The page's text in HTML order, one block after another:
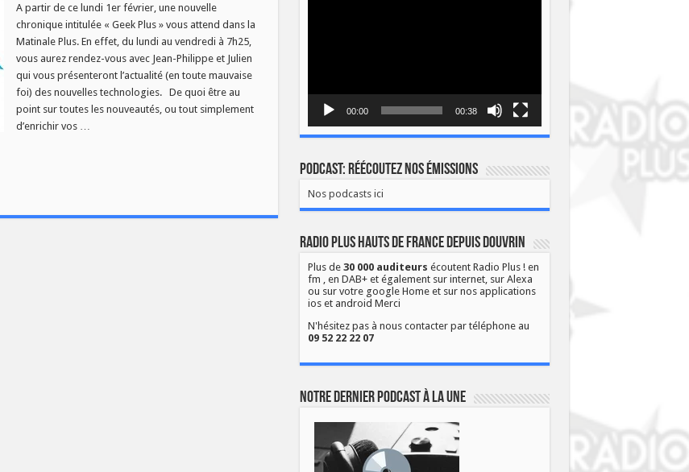
A partir de ce lundi 1er février, une nouvelle
chronique intitulée « Geek Plus » vous attend dans la
Matinale Plus. En effet, du lundi au vendredi à 7h25,
vous aurez rendez-vous avec Jean-Philippe et Julien
qui vous présenteront l’actualité (en toute mauvaise
foi) des nouvelles technologies. De quoi être au
point sur toutes les nouveautés, ou tout simplement
d’enrichir vos …
00:00 00:38
Podcast: Réécoutez nos émissions
Nos podcasts ici
Radio Plus Hauts de France depuis Douvrin
Plus de 30 000 auditeurs écoutent Radio Plus ! en
fm , en DAB+ et également sur internet, sur Alexa
ou sur votre google Home et sur nos applications
ios et android Merci
N'hésitez pas à nous contacter par téléphone au
09 52 22 22 07
Notre dernier podcast à la une